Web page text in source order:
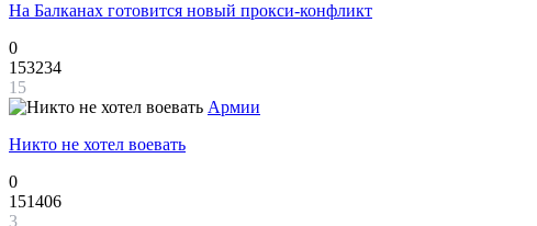
На Балканах готовится новый прокси-конфликт
0
153234
15
Армии
Никто не хотел воевать
0
151406
3